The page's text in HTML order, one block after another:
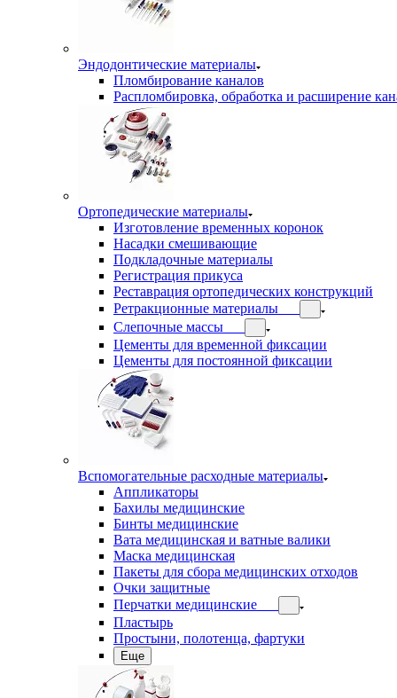
Эндодонтические материалы
Пломбирование каналов
Распломбировка, обработка и расширение
Ортопедические материалы
Изготовление временных коронок
Насадки смешивающие
Подкладочные материалы
Регистрация прикуса
Реставрация ортопедических конструкций
Ретракционные материалы
Слепочные массы
Цементы для временной фиксации
Цементы для постоянной фиксации
Вспомогательные расходные материалы
Аппликаторы
Бахилы медицинские
Бинты медицинские
Вата медицинская и ватные валики
Маска медицинская
Пакеты для сбора медицинских отходов
Очки защитные
Перчатки медицинские
Пластырь
Простыни, полотенца, фартуки
Еще